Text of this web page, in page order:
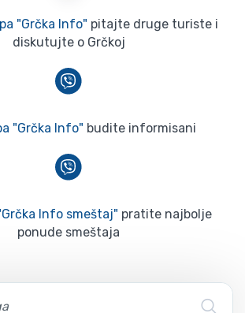
"Grčka Info" pitajte druge turiste i
diskutujte o Grčkoj
"Grčka Info" budite informisani
Info smeštaj" pratite najbolje
ponude smeštaja